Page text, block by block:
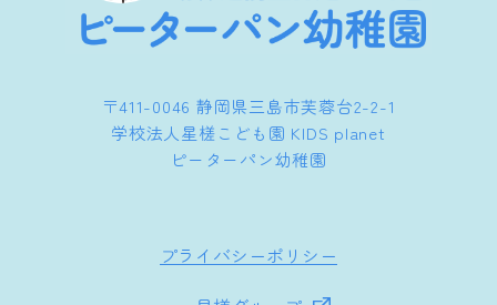
〒411-0046 静岡県三島市芙蓉台2-2-1
学校法人星槎こども園 KIDS planet
ピーターパン幼稚園
プライバシーポリシー